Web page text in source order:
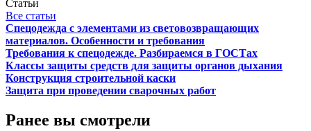
Статьи
Все статьи
Спецодежда с элементами из световозвращающих
материалов. Особенности и требования
Требования к спецодежде. Разбираемся в ГОСТах
Классы защиты средств для защиты органов дыхания
Конструкция строительной каски
Защита при проведении сварочных работ
Ранее вы смотрели